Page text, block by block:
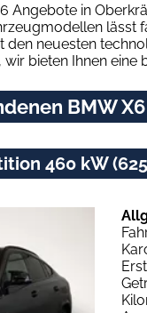
Angebote in
lässt
den neuesten
bieten Ihnen eine
BMW
460 kW